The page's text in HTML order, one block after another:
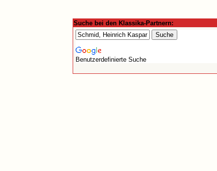
Suche bei den Klassika-Partnern:
Benutzerdefinierte Suche